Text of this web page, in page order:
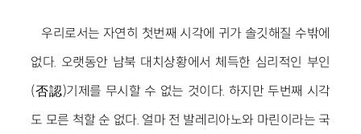
우리로서는 자연히 첫번째 시각에 귀가 솔깃해질 수밖에
없다. 오랫동안 남북 대치상황에서 체득한 심리적인 부인
(否認)기제를 무시할 수 없는 것이다. 하지만 두번째 시각
도 모른 척할 순 없다. 얼마 전 발레리아노와 마린이라는 국